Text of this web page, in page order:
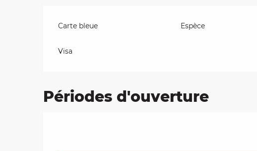
Carte bleue Espèce
Visa
Périodes d'ouverture